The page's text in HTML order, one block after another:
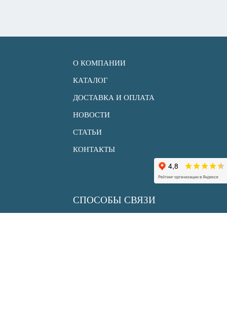
О КОМПАНИИ
КАТАЛОГ
ДОСТАВКА И ОПЛАТА
НОВОСТИ
СТАТЬИ
КОНТАКТЫ
СПОСОБЫ СВЯЗИ